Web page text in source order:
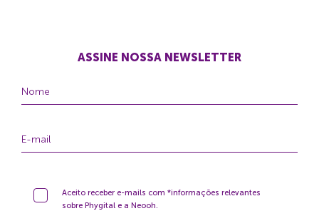
ASSINE NOSSA NEWSLETTER
Aceito receber e-mails com *informações relevantes
sobre Phygital e a Neooh.